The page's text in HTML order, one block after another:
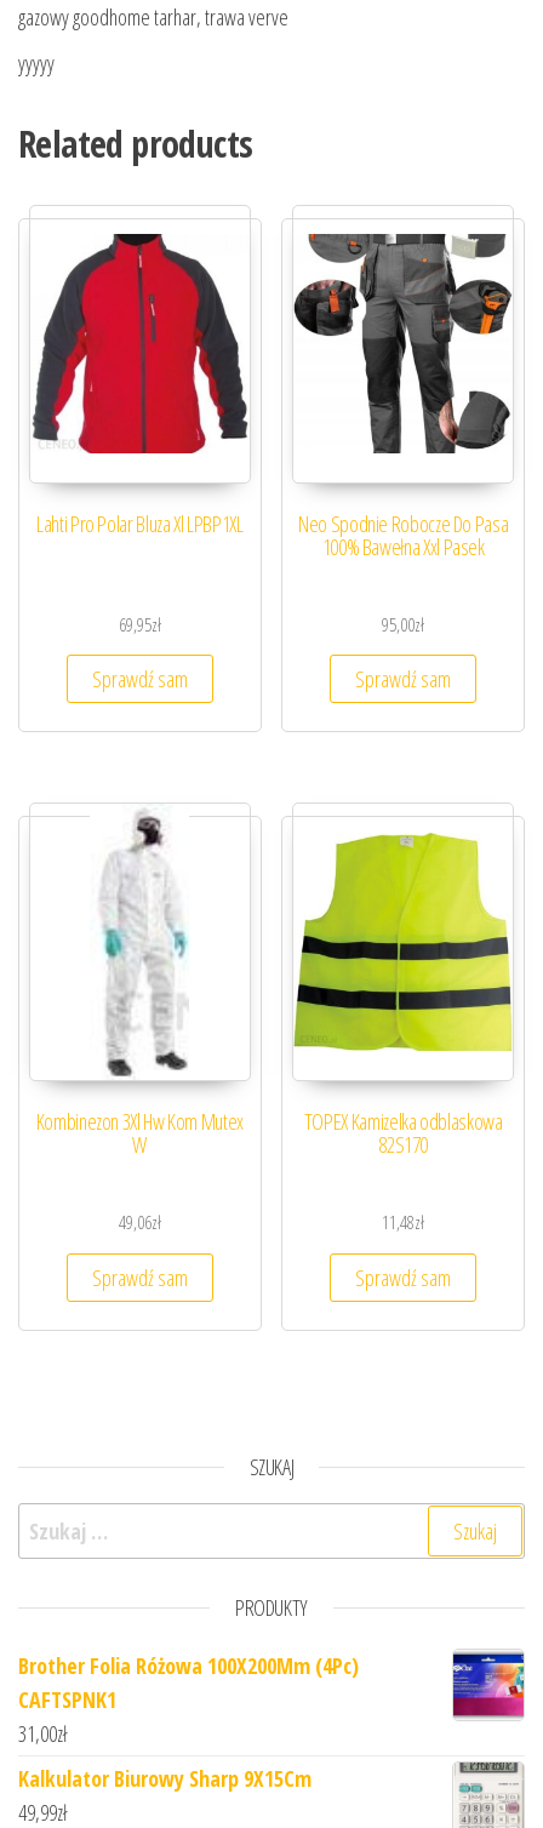
gazowy goodhome tarhar, trawa verve
yyyyy
Related products
Lahti Pro Polar Bluza Xl LPBP1XL
69,95zł
Sprawdź sam
Neo Spodnie Robocze Do Pasa
100% Bawełna Xxl Pasek
95,00zł
Sprawdź sam
Kombinezon 3Xl Hw Kom Mutex
W
49,06zł
Sprawdź sam
TOPEX Kamizelka odblaskowa
82S170
11,48zł
Sprawdź sam
SZUKAJ
Szukaj:
PRODUKTY
Brother Folia Różowa 100X200Mm (4Pc)
CAFTSPNK1
31,00zł
Kalkulator Biurowy Sharp 9X15Cm
49,99zł